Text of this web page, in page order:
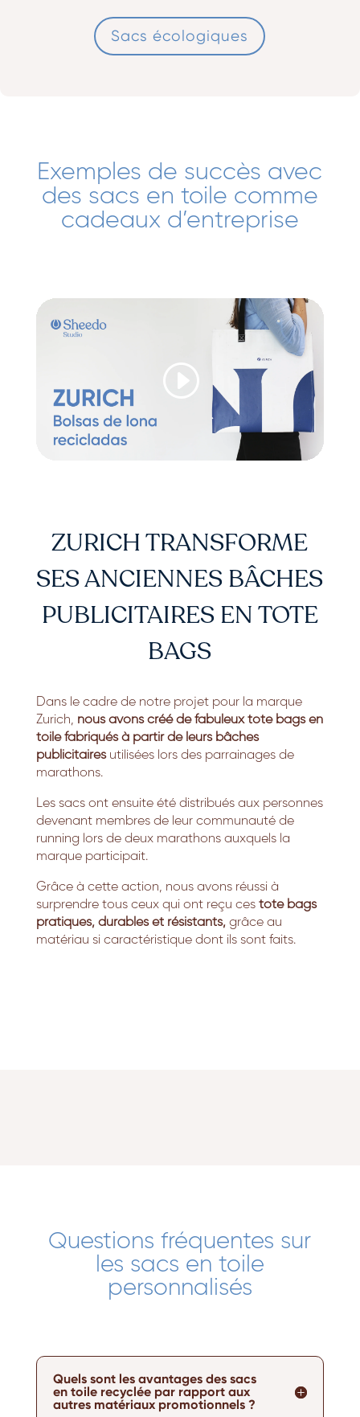
Sacs écologiques
Exemples de succès avec
des sacs en toile comme
cadeaux d’entreprise
ZURICH TRANSFORME
SES ANCIENNES BÂCHES
PUBLICITAIRES EN TOTE
BAGS
Dans le cadre de notre projet pour la marque
Zurich, nous avons créé de fabuleux tote bags en
toile fabriqués à partir de leurs bâches
publicitairesutilisées lors des parrainages de
marathons.
Les sacs ont ensuite été distribués aux personnes
devenant membres de leur communauté de
running lors de deux marathons auxquels la
marque participait.
Grâce à cette action, nous avons réussi à
surprendre tous ceux qui ont reçu ces tote bags
pratiques, durables et résistants,grâce au
matériau si caractéristique dont ils sont faits.
Questions fréquentes sur
les sacs en toile
personnalisés
Quels sont les avantages des sacs
en toile recyclée par rapport aux
autres matériaux promotionnels ?